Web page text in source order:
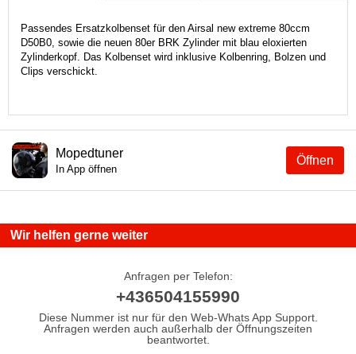
Passendes Ersatzkolbenset für den Airsal new extreme 80ccm
D50B0, sowie die neuen 80er BRK Zylinder mit blau eloxierten
Zylinderkopf. Das Kolbenset wird inklusive Kolbenring, Bolzen und
Clips verschickt.
Öffnen
Mopedtuner
In App öffnen
Wir helfen gerne weiter
Anfragen per Telefon:
+436504155990
Diese Nummer ist nur für den Web-Whats App Support.
Anfragen werden auch außerhalb der Öffnungszeiten
beantwortet.